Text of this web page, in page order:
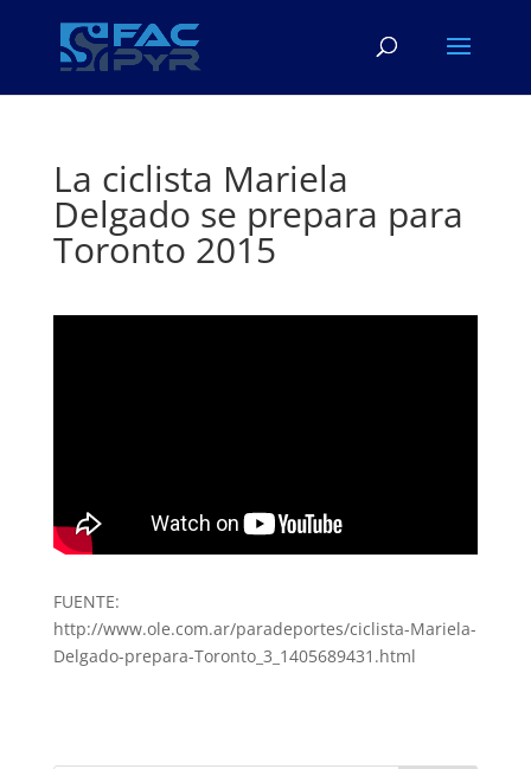
La ciclista Mariela
Delgado se prepara para
Toronto 2015
FUENTE:
http://www.ole.com.ar/paradeportes/ciclista-Mariela-
Delgado-prepara-Toronto_3_1405689431.html